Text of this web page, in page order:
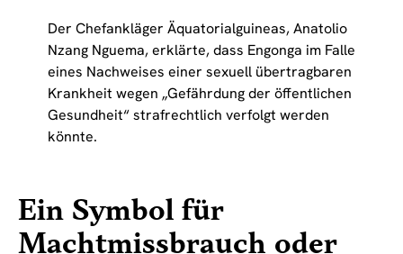
Der Chefankläger Äquatorialguineas, Anatolio
Nzang Nguema, erklärte, dass Engonga im Falle
eines Nachweises einer sexuell übertragbaren
Krankheit wegen „Gefährdung der öffentlichen
Gesundheit“ strafrechtlich verfolgt werden
könnte.
Ein Symbol für
Machtmissbrauch oder